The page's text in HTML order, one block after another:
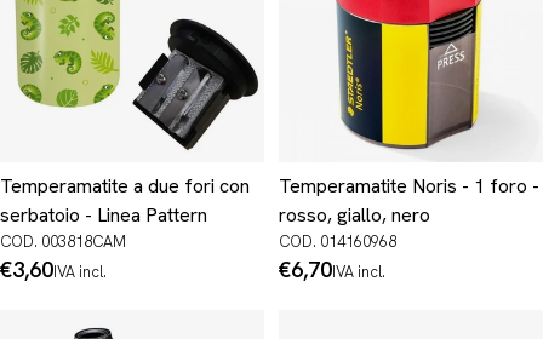
Temperamatite a due fori con
serbatoio - Linea Pattern
COD. 003818CAM
Prezzo
€3,60IVA incl.
Temperamatite Noris - 1 foro -
rosso, giallo, nero
COD. 014160968
Prezzo
€6,70IVA incl.